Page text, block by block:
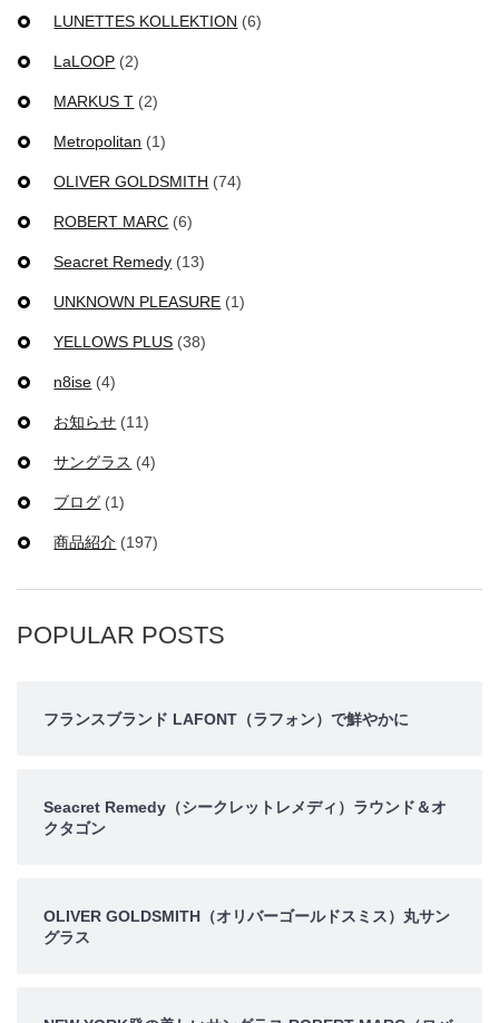
LUNETTES KOLLEKTION (6)
LaLOOP (2)
MARKUS T (2)
Metropolitan (1)
OLIVER GOLDSMITH (74)
ROBERT MARC (6)
Seacret Remedy (13)
UNKNOWN PLEASURE (1)
YELLOWS PLUS (38)
n8ise (4)
お知らせ (11)
サングラス (4)
ブログ (1)
商品紹介 (197)
POPULAR POSTS
フランスブランド LAFONT（ラフォン）で鮮やかに
Seacret Remedy（シークレットレメディ）ラウンド＆オ
クタゴン
OLIVER GOLDSMITH（オリバーゴールドスミス）丸サン
グラス